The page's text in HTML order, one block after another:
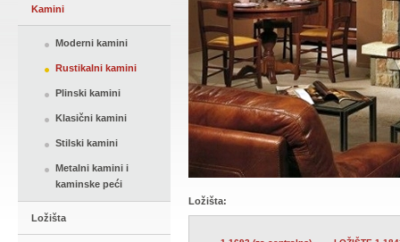
Kamini
Moderni kamini
Rustikalni kamini
Plinski kamini
Klasični kamini
Stilski kamini
Metalni kamini i
kaminske peći
Ložišta
Ložišta: